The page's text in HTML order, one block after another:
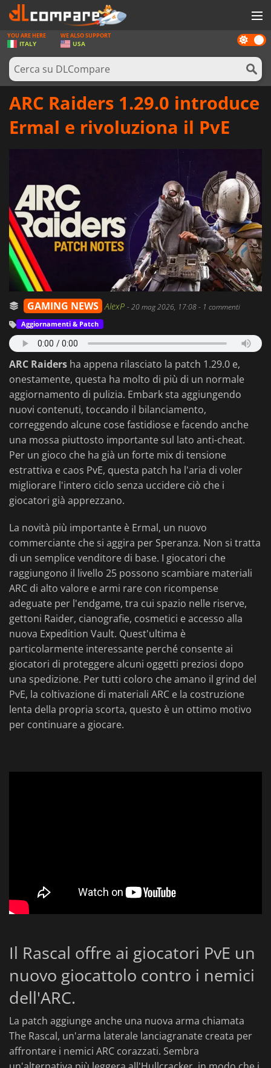
GIOCHI
PREPAGATE
SOFTWARE
ACCEDI O REGISTRATI
Dark
mode
YOU ARE HERE
ITALY
WE ALSO SUPPORT
USA
ARC Raiders 1.29.0 introduce
Ermal e rivoluziona il PvE
GAMING NEWS AlexP -20 mag 2026, 17:08- 1 commenti
Aggiornamenti & Patch
ARC Raiders ha appena rilasciato la patch 1.29.0 e,
onestamente, questa ha molto di più di un normale
aggiornamento di pulizia. Embark sta aggiungendo
nuovi contenuti, toccando il bilanciamento,
correggendo alcune cose fastidiose e facendo anche
una mossa piuttosto importante sul lato anti-cheat.
Per un gioco che ha già un forte mix di tensione
estrattiva e caos PvE, questa patch ha l'aria di voler
migliorare l'intero ciclo senza uccidere ciò che i
giocatori già apprezzano.
La novità più importante è Ermal, un nuovo
commerciante che si aggira per Speranza. Non si tratta
di un semplice venditore di base. I giocatori che
raggiungono il livello 25 possono scambiare materiali
ARC di alto valore e armi rare con ricompense
adeguate per l'endgame, tra cui spazio nelle riserve,
gettoni Raider, cianografie, cosmetici e accesso alla
nuova Expedition Vault. Quest'ultima è
particolarmente interessante perché consente ai
giocatori di proteggere alcuni oggetti preziosi dopo
una spedizione. Per tutti coloro che amano il grind del
PvE, la coltivazione di materiali ARC e la costruzione
lenta della propria scorta, questo è un ottimo motivo
per continuare a giocare.
Il Rascal offre ai giocatori PvE un
nuovo giocattolo contro i nemici
dell'ARC.
La patch aggiunge anche una nuova arma chiamata
The Rascal, un'arma laterale lanciagranate creata per
affrontare i nemici ARC corazzati. Sembra